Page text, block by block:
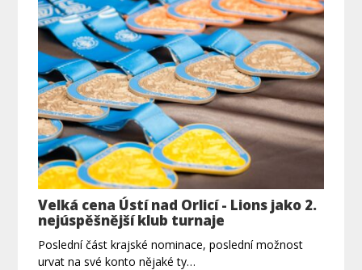
Velká cena Ústí nad Orlicí - Lions jako 2.
nejúspěšnější klub turnaje
Poslední část krajské nominace, poslední možnost
urvat na své konto nějaké ty…